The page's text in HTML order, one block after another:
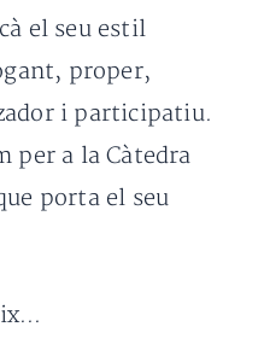
el seu estil
proper,
i participatiu.
per a la Càtedra
porta el seu